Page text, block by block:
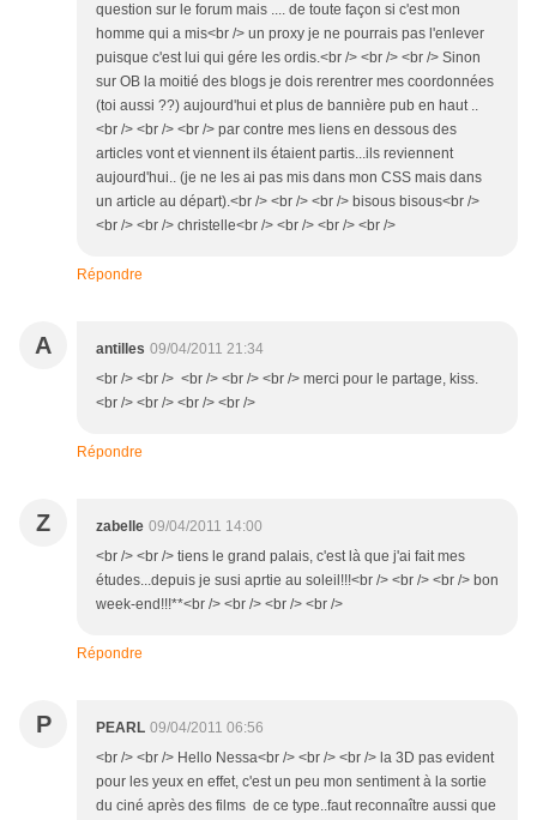
question sur le forum mais .... de toute façon si c'est mon
homme qui a mis<br /> un proxy je ne pourrais pas l'enlever
puisque c'est lui qui gére les ordis.<br /> <br /> <br /> Sinon
sur OB la moitié des blogs je dois rerentrer mes coordonnées
(toi aussi ??) aujourd'hui et plus de bannière pub en haut ..
<br /> <br /> <br /> par contre mes liens en dessous des
articles vont et viennent ils étaient partis...ils reviennent
aujourd'hui.. (je ne les ai pas mis dans mon CSS mais dans
un article au départ).<br /> <br /> <br /> bisous bisous<br />
<br /> <br /> christelle<br /> <br /> <br /> <br />
Répondre
A antilles 09/04/2011 21:34
<br /> <br /> <br /> <br /> <br /> merci pour le partage, kiss.
<br /> <br /> <br /> <br />
Répondre
Z zabelle 09/04/2011 14:00
<br /> <br /> tiens le grand palais, c'est là que j'ai fait mes
études...depuis je susi aprtie au soleil!!!<br /> <br /> <br /> bon
week-end!!!**<br /> <br /> <br /> <br />
Répondre
P PEARL 09/04/2011 06:56
<br /> <br /> Hello Nessa<br /> <br /> <br /> la 3D pas evident
pour les yeux en effet, c'est un peu mon sentiment à la sortie
du ciné après des films de ce type..faut reconnaître aussi que